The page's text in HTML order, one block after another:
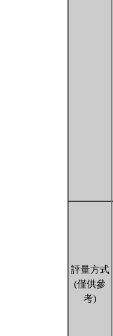
評量方式
(僅供參
考)